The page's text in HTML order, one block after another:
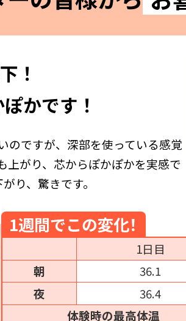
！
かです！
のですが、深部を使っている感覚
上がり、芯からぽかぽかを実感で
り、驚きです。
1週間でこの変化！
1日目
朝
36.1
夜
36.4
体験時の最高体温